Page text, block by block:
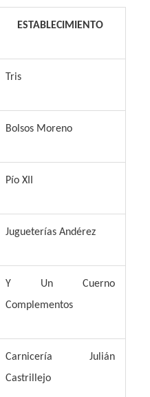
ESTABLECIMIENTO
ris
Bolsos Moreno
Pío XII
Jugueterías Andérez
Y Un Cuerno
Complementos
Carnicería Julián
Castrillejo